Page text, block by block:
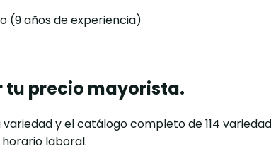
(9 años de experiencia)
tu precio mayorista.
y el catálogo completo de 114
laboral.